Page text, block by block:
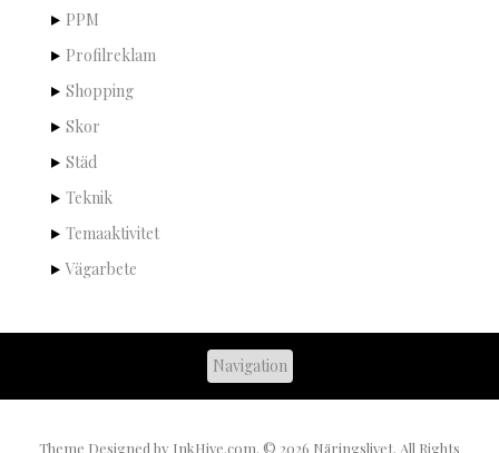
PPM
Profilreklam
Shopping
Skor
Städ
Teknik
Temaaktivitet
Vägarbete
Theme Designed by InkHive.com. © 2026 Näringslivet. All Rights